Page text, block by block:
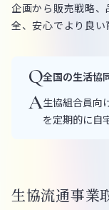
企画から販売戦略
全、安心でより良い
Q全国の生活協
A生協組合員向
を定期的に自
生協流通事業